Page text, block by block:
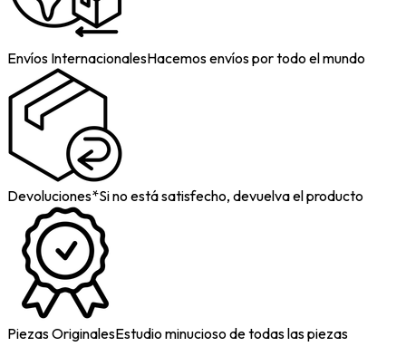
Envíos InternacionalesHacemos envíos por todo el mundo
Devoluciones*Si no está satisfecho, devuelva el producto
Piezas OriginalesEstudio minucioso de todas las piezas